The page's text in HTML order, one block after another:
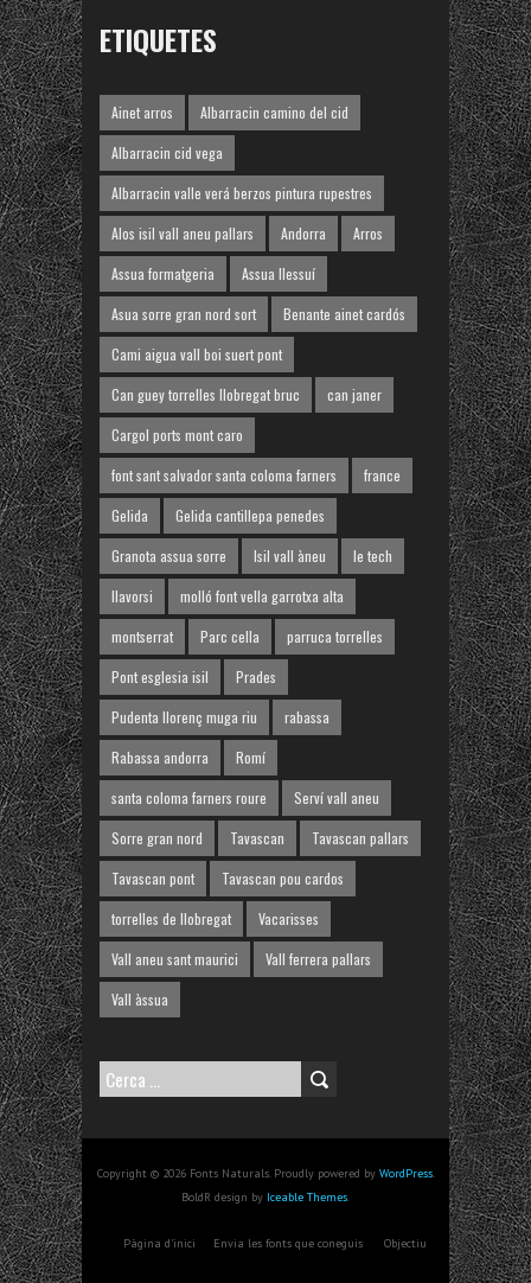
ETIQUETES
Ainet arros
Albarracin camino del cid
Albarracin cid vega
Albarracin valle verá berzos pintura rupestres
Alos isil vall aneu pallars
Andorra
Arros
Assua formatgeria
Assua llessuí
Asua sorre gran nord sort
Benante ainet cardós
Cami aigua vall boi suert pont
Can guey torrelles llobregat bruc
can janer
Cargol ports mont caro
font sant salvador santa coloma farners
france
Gelida
Gelida cantillepa penedes
Granota assua sorre
Isil vall àneu
le tech
llavorsi
molló font vella garrotxa alta
montserrat
Parc cella
parruca torrelles
Pont esglesia isil
Prades
Pudenta llorenç muga riu
rabassa
Rabassa andorra
Romí
santa coloma farners roure
Serví vall aneu
Sorre gran nord
Tavascan
Tavascan pallars
Tavascan pont
Tavascan pou cardos
torrelles de llobregat
Vacarisses
Vall aneu sant maurici
Vall ferrera pallars
Vall àssua
Cerca:
Copyright © 2026 Fonts Naturals. Proudly powered by WordPress.
BoldR design by Iceable Themes.
Pàgina d'inici Envia les fonts que coneguis Objectiu